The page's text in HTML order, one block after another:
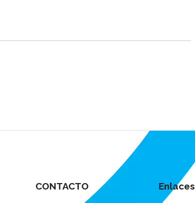
CONTACTO Enlaces